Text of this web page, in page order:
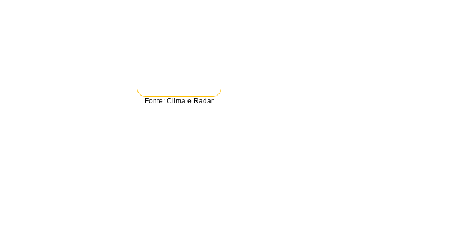
Fonte: Clima e Radar